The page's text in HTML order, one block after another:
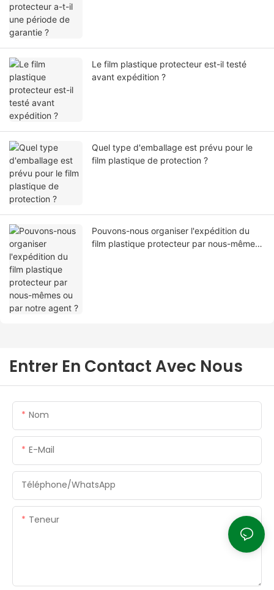
Le film plastique protecteur est-il testé
avant expédition ?
Quel type d'emballage est prévu pour le
film plastique de protection ?
Pouvons-nous organiser l'expédition du
film plastique protecteur par nous-mêmes
Entrer En Contact Avec Nous
Nom
E-Mail
Téléphone/WhatsApp
Teneur